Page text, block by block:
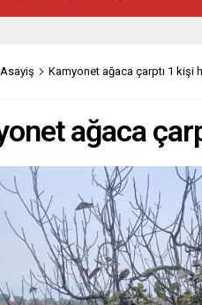
Asayiş Kamyonet ağaca çarptı 1 kişi
ağaca